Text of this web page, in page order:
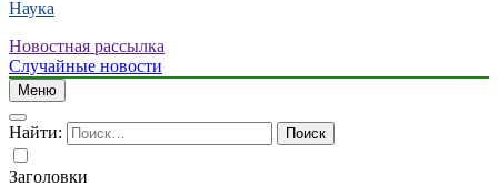
Наука
Новостная рассылка
Случайные новости
Меню
Найти:
Заголовки